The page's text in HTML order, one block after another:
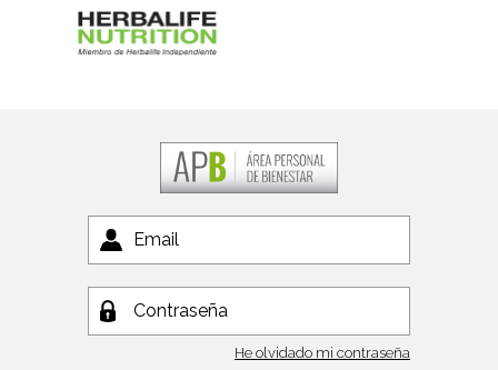
He olvidado mi contraseña